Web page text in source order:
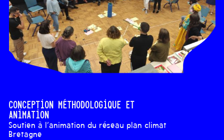
Conception méthodologique et
Animation
Soutien à l'animation du réseau plan climat
Bretagne